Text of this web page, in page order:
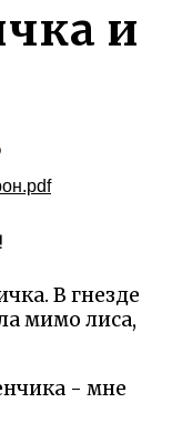
и
В гнезде
мимо лиса,
- мне